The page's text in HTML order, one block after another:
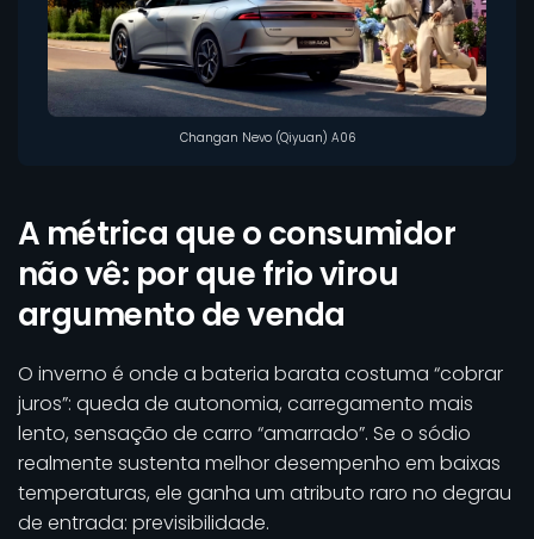
Changan Nevo (Qiyuan) A06
A métrica que o consumidor
não vê: por que frio virou
argumento de venda
O inverno é onde a bateria barata costuma “cobrar
juros”: queda de autonomia, carregamento mais
lento, sensação de carro “amarrado”. Se o sódio
realmente sustenta melhor desempenho em baixas
temperaturas, ele ganha um atributo raro no degrau
de entrada: previsibilidade.